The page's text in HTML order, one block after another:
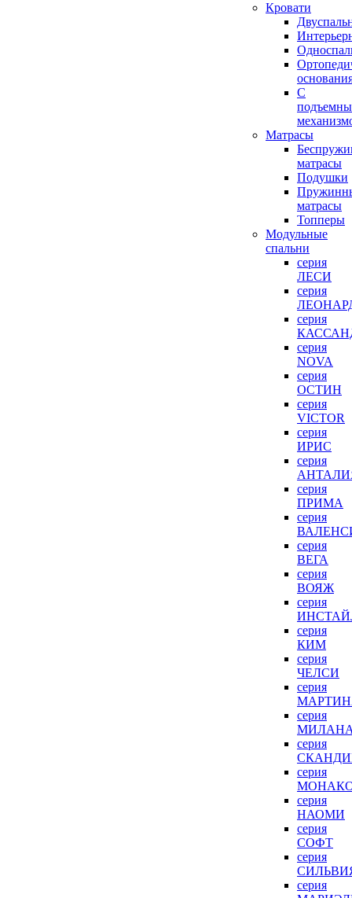
Кровати
С
Матрасы
матрасы
Подушки
матрасы
Топперы
Модульные
спальни
серия
ЛЕСИ
серия
серия
серия
NOVA
серия
ОСТИН
серия
VICTOR
серия
ИРИС
серия
серия
ПРИМА
серия
серия
ВЕГА
серия
ВОЯЖ
серия
серия
КИМ
серия
ЧЕЛСИ
серия
серия
серия
серия
серия
НАОМИ
серия
СОФТ
серия
серия